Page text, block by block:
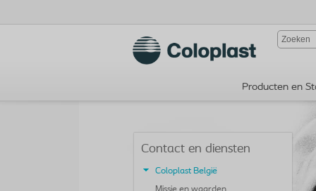
Producten en
Contact en diensten
Coloplast België